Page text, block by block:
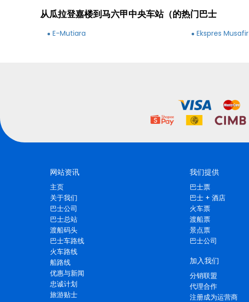
从瓜拉登嘉楼到马六甲中央车站（的热门巴士
E-Mutiara Ekspres Musafir
网站资讯
主页
关于我们
巴士公司
巴士总站
渡船码头
巴士车路线
火车路线
船路线
优惠与新闻
忠诚计划
旅游贴士
我们提供
巴士票
巴士 + 酒店
火车票
渡船票
景点票
巴士公司
加入我们
分销联盟
代理合作
注册成为运营商